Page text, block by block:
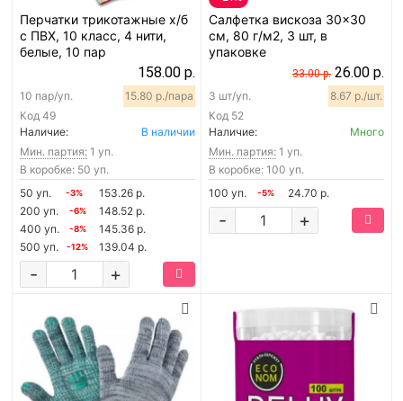
Перчатки трикотажные х/б
с ПВХ, 10 класс, 4 нити,
белые, 10 пар
158.00 р.
Код 49
10 пар/уп. 15.80 р./пара
Наличие:
В наличии
Мин. партия: 1 уп.
В коробке: 50 уп.
50 уп.
-3%
153.26 р.
200 уп.
-6%
148.52 р.
400 уп.
-8%
145.36 р.
500 уп.
-12% 139.04 р.
+
-
Салфетка вискоза 30x30
см, 80 г/м2, 3 шт, в
упаковке
33.00 р. 26.00 р.
Код 52
3 шт/уп. 8.67 р./шт.
Наличие:
Много
Мин. партия: 1 уп.
В коробке: 100 уп.
100 уп.
-5% 24.70 р.
+
-